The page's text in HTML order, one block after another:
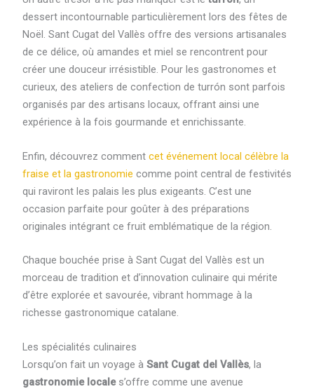
dessert incontournable particulièrement lors des fêtes de
Noël. Sant Cugat del Vallès offre des versions artisanales
de ce délice, où amandes et miel se rencontrent pour
créer une douceur irrésistible. Pour les gastronomes et
curieux, des ateliers de confection de turrón sont parfois
organisés par des artisans locaux, offrant ainsi une
expérience à la fois gourmande et enrichissante.
Enfin, découvrez comment cet événement local célèbre la
fraise et la gastronomie comme point central de festivités
qui raviront les palais les plus exigeants. C’est une
occasion parfaite pour goûter à des préparations
originales intégrant ce fruit emblématique de la région.
Chaque bouchée prise à Sant Cugat del Vallès est un
morceau de tradition et d’innovation culinaire qui mérite
d’être explorée et savourée, vibrant hommage à la
richesse gastronomique catalane.
Les spécialités culinaires
Lorsqu’on fait un voyage à Sant Cugat del Vallès, la
gastronomie locales’offre comme une avenue